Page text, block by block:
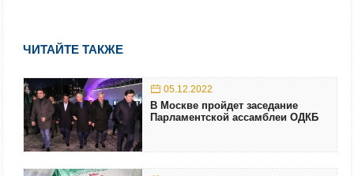
ЧИТАЙТЕ ТАКЖЕ
05.12.2022
В Москве пройдет заседание
Парламентской ассамблеи ОДКБ